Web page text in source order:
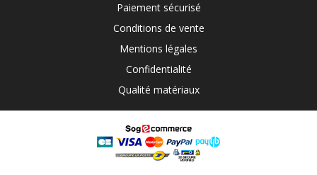
Paiement sécurisé
Conditions de vente
Mentions légales
Confidentialité
Qualité matériaux